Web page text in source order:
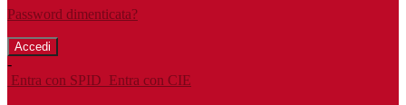
Password dimenticata?
-
Entra con SPID Entra con CIE